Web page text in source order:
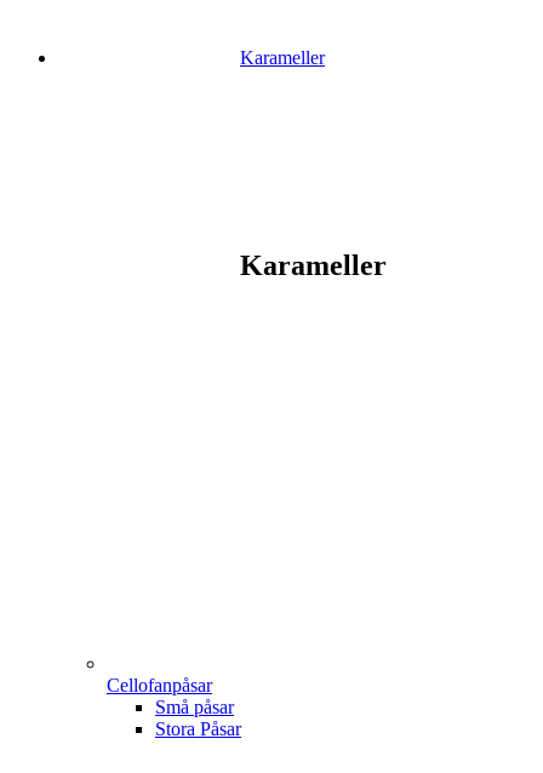
Karameller
Karameller
Cellofanpåsar
Små påsar
Stora Påsar